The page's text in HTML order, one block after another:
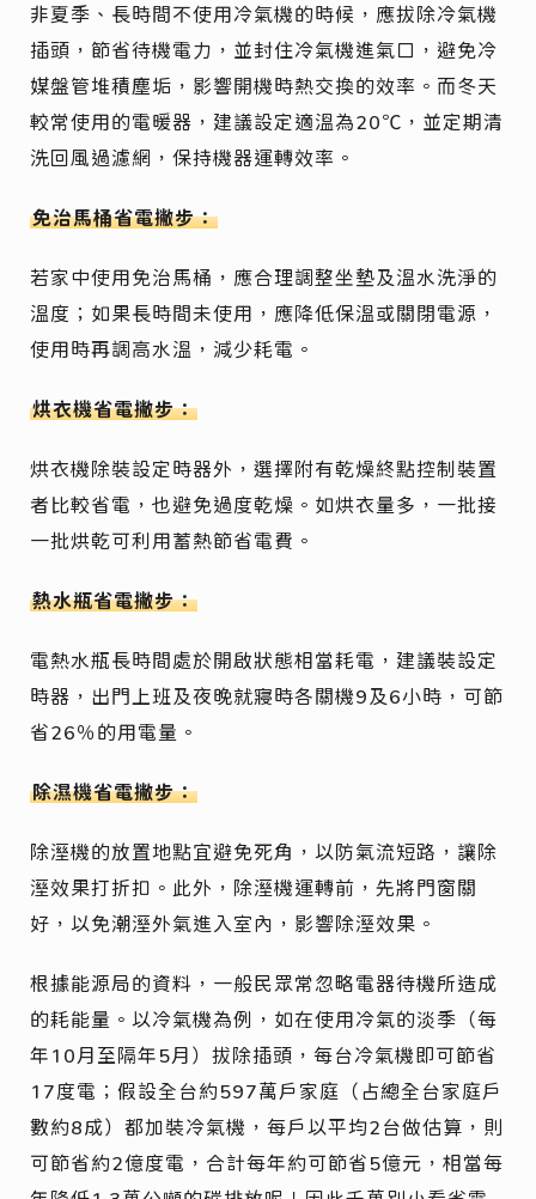
非夏季、長時間不使用冷氣機的時候，應拔除冷氣機
插頭，節省待機電力，並封住冷氣機進氣口，避免冷
媒盤管堆積塵垢，影響開機時熱交換的效率。而冬天
較常使用的電暖器，建議設定適溫為20℃，並定期清
洗回風過濾網，保持機器運轉效率。
免治馬桶省電撇步：
若家中使用免治馬桶，應合理調整坐墊及溫水洗淨的
溫度；如果長時間未使用，應降低保溫或關閉電源，
使用時再調高水溫，減少耗電。
烘衣機省電撇步：
烘衣機除裝設定時器外，選擇附有乾燥終點控制裝置
者比較省電，也避免過度乾燥。如烘衣量多，一批接
一批烘乾可利用蓄熱節省電費。
熱水瓶省電撇步：
電熱水瓶長時間處於開啟狀態相當耗電，建議裝設定
時器，出門上班及夜晚就寢時各關機9及6小時，可節
省26％的用電量。
除濕機省電撇步：
除溼機的放置地點宜避免死角，以防氣流短路，讓除
溼效果打折扣。此外，除溼機運轉前，先將門窗關
好，以免潮溼外氣進入室內，影響除溼效果。
根據能源局的資料，一般民眾常忽略電器待機所造成
的耗能量。以冷氣機為例，如在使用冷氣的淡季（每
年10月至隔年5月）拔除插頭，每台冷氣機即可節省
17度電；假設全台約597萬戶家庭（占總全台家庭戶
數約8成）都加裝冷氣機，每戶以平均2台做估算，則
可節省約2億度電，合計每年約可節省5億元，相當每